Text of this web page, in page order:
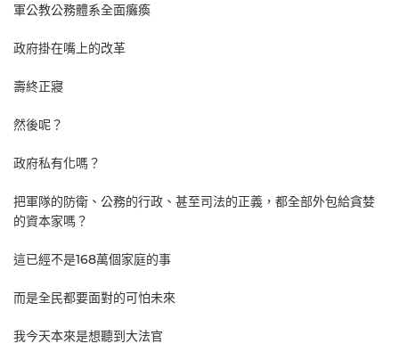
軍公教公務體系全面癱瘓
政府掛在嘴上的改革
壽終正寢
然後呢？
政府私有化嗎？
把軍隊的防衛、公務的行政、甚至司法的正義，都全部外包給貪婪
的資本家嗎？
這已經不是168萬個家庭的事
而是全民都要面對的可怕未來
我今天本來是想聽到大法官